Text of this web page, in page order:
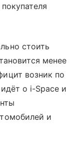
стоить
менее
возник по
о i-Space и
и